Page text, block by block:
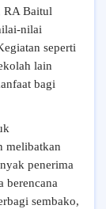
RA Baitul
nilai
seperti
lain
bagi
melibatkan
penerima
berencana
sembako,